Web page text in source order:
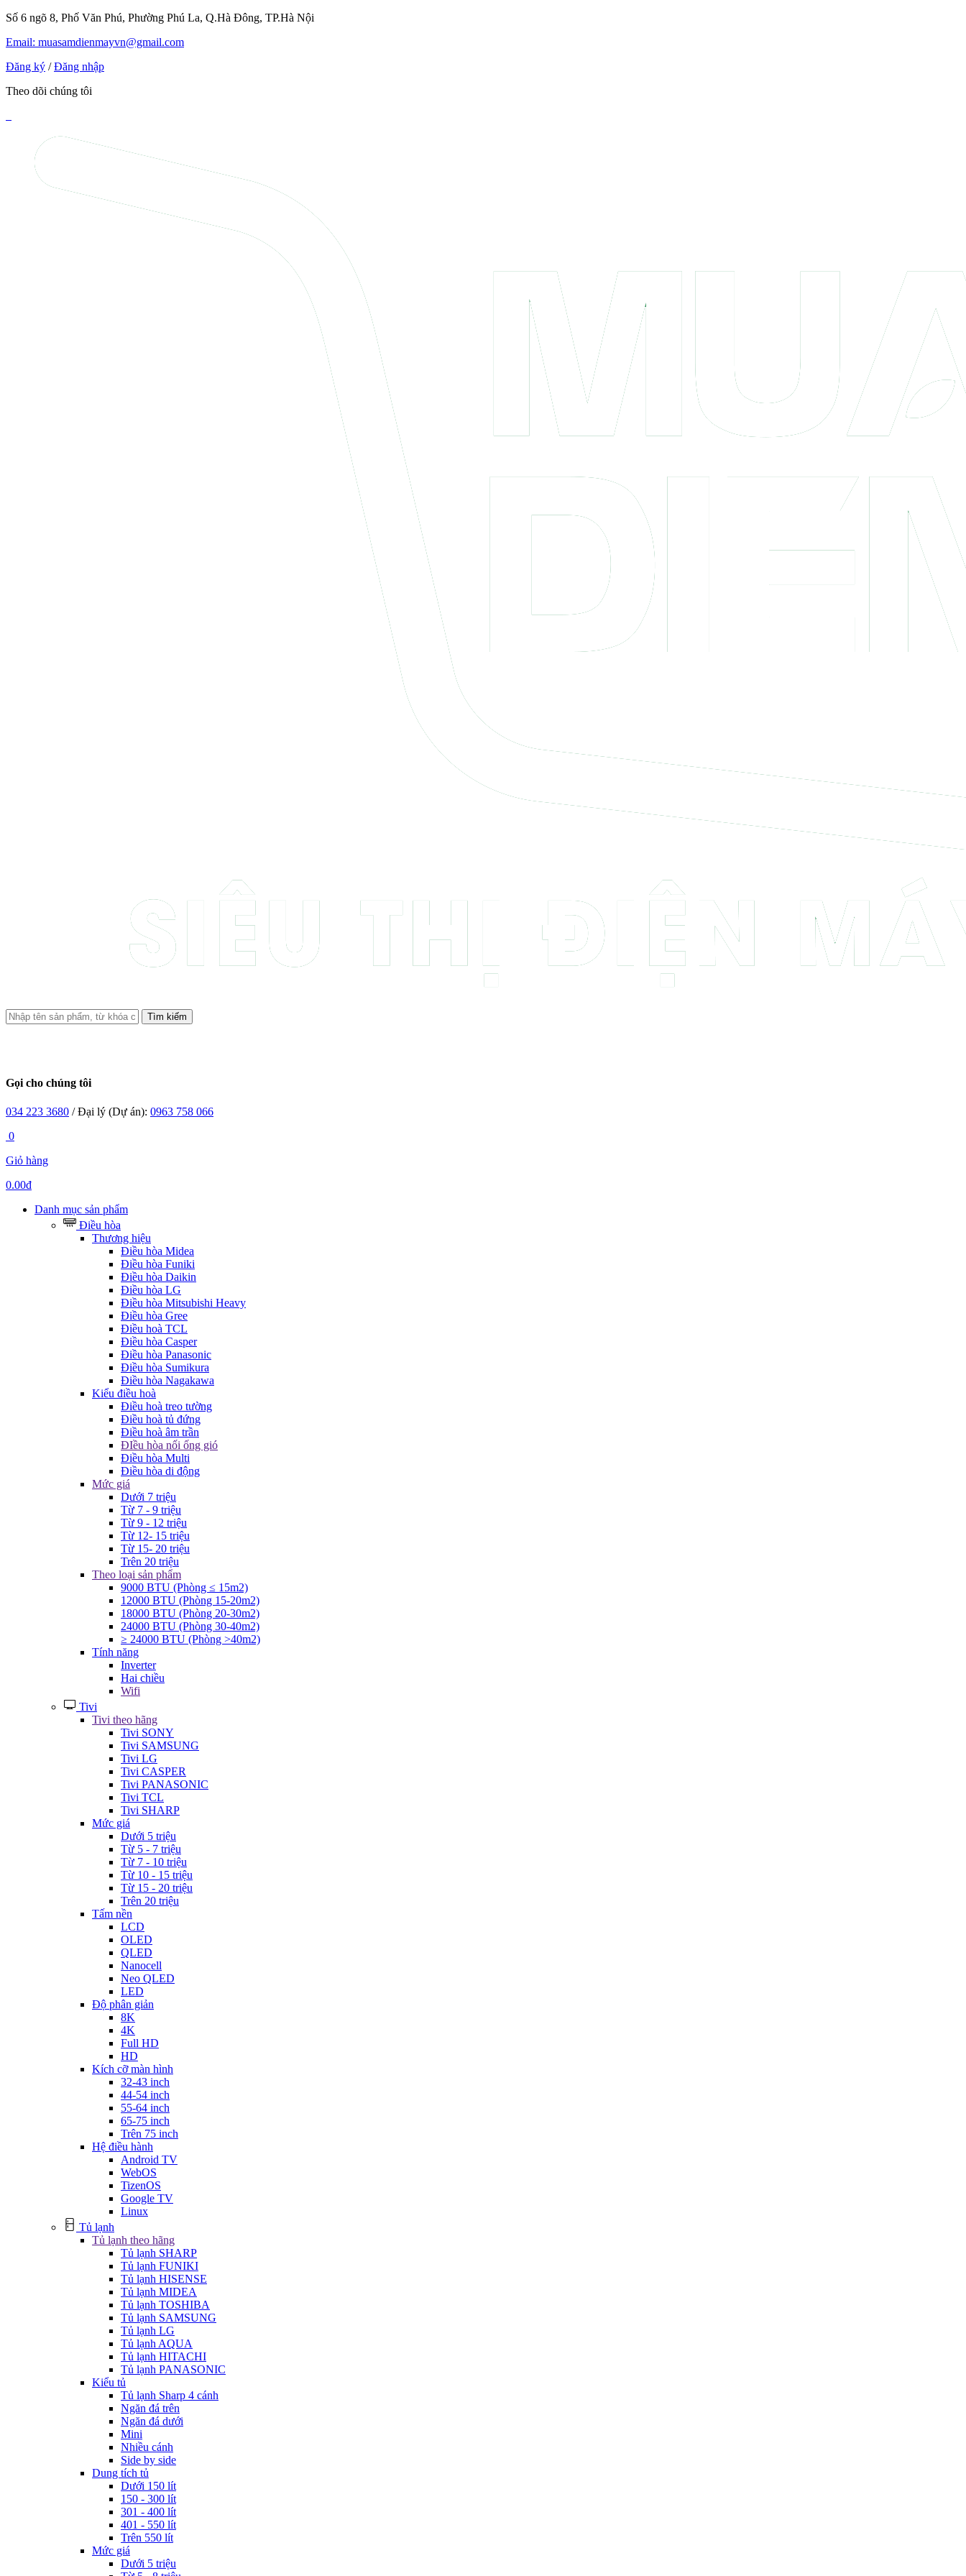
Số 6 ngõ 8, Phố Văn Phú, Phường Phú La, Q.Hà Đông, TP.Hà Nội
Email: muasamdienmayvn@gmail.com
Đăng ký / Đăng nhập
Theo dõi chúng tôi
Tìm kiếm
Gọi cho chúng tôi
034 223 3680 / Đại lý (Dự án): 0963 758 066
0
Giỏ hàng
0.00đ
Danh mục sản phẩm
Điều hòa
Thương hiệu
Điều hòa Midea
Điều hòa Funiki
Điều hòa Daikin
Điều hòa LG
Điều hòa Mitsubishi Heavy
Điều hòa Gree
Điều hoà TCL
Điều hòa Casper
Điều hòa Panasonic
Điều hòa Sumikura
Điều hòa Nagakawa
Kiểu điều hoà
Điều hoà treo tường
Điều hoà tủ đứng
Điều hoà âm trần
ĐIều hòa nối ống gió
Điều hòa Multi
Điều hòa di động
Mức giá
Dưới 7 triệu
Từ 7 - 9 triệu
Từ 9 - 12 triệu
Từ 12- 15 triệu
Từ 15- 20 triệu
Trên 20 triệu
Theo loại sản phẩm
9000 BTU (Phòng ≤ 15m2)
12000 BTU (Phòng 15-20m2)
18000 BTU (Phòng 20-30m2)
24000 BTU (Phòng 30-40m2)
≥ 24000 BTU (Phòng >40m2)
Tính năng
Inverter
Hai chiều
Wifi
Tivi
Tivi theo hãng
Tivi SONY
Tivi SAMSUNG
Tivi LG
Tivi CASPER
Tivi PANASONIC
Tivi TCL
Tivi SHARP
Mức giá
Dưới 5 triệu
Từ 5 - 7 triệu
Từ 7 - 10 triệu
Từ 10 - 15 triệu
Từ 15 - 20 triệu
Trên 20 triệu
Tấm nền
LCD
OLED
QLED
Nanocell
Neo QLED
LED
Độ phân giản
8K
4K
Full HD
HD
Kích cỡ màn hình
32-43 inch
44-54 inch
55-64 inch
65-75 inch
Trên 75 inch
Hệ điều hành
Android TV
WebOS
TizenOS
Google TV
Linux
Tủ lạnh
Tủ lạnh theo hãng
Tủ lạnh SHARP
Tủ lạnh FUNIKI
Tủ lạnh HISENSE
Tủ lạnh MIDEA
Tủ lạnh TOSHIBA
Tủ lạnh SAMSUNG
Tủ lạnh LG
Tủ lạnh AQUA
Tủ lạnh HITACHI
Tủ lạnh PANASONIC
Kiểu tủ
Tủ lạnh Sharp 4 cánh
Ngăn đá trên
Ngăn đá dưới
Mini
Nhiều cánh
Side by side
Dung tích tủ
Dưới 150 lít
150 - 300 lít
301 - 400 lít
401 - 550 lít
Trên 550 lít
Mức giá
Dưới 5 triệu